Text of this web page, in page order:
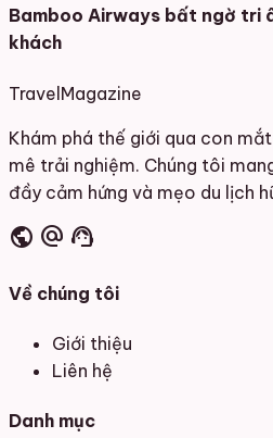
Bamboo Airways bất ngờ tri
khách
TravelMagazine
Khám phá thế giới qua con
mê trải nghiệm. Chúng tôi
đầy cảm hứng và mẹo du lịch
public alternate_email support_agent
Về chúng tôi
Giới thiệu
Liên hệ
Danh mục